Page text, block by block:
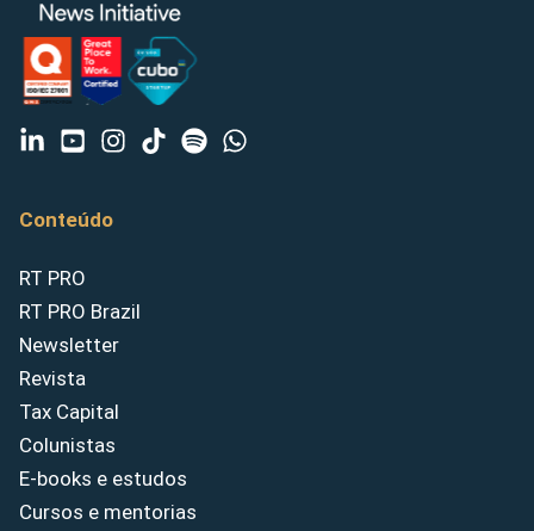
Conteúdo
RT PRO
RT PRO Brazil
Newsletter
Revista
Tax Capital
Colunistas
E-books e estudos
Cursos e mentorias